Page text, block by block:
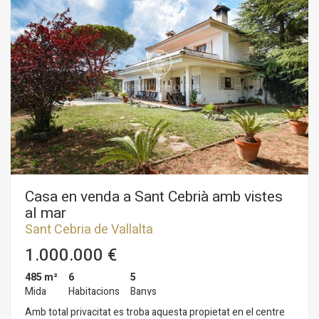
jacuzzi i solàrium. En totes les estances de la casa trobem aire
condicionat, aspirador centralitzat, connexió USB i Ipod per
escoltar música.Disposa també d'un saló ampli amb biblioteca
i menjador amb una taula central amb capacitat per a unes 14
persones.El garatge té capacitat per a 4 cotxes, a més disposa
també d'una gran rebost.El terreny d'aquesta propietat és
dels més grans de la zona i disposa de piscina climatitzada
per anticipar i allargar l'estiu.
Casa en venda a Sant Cebrià amb vistes
al mar
Sant Cebria de Vallalta
1.000.000 €
485 m²
Mida
6
Habitacions
5
Banys
Amb total privacitat es troba aquesta propietat en el centre